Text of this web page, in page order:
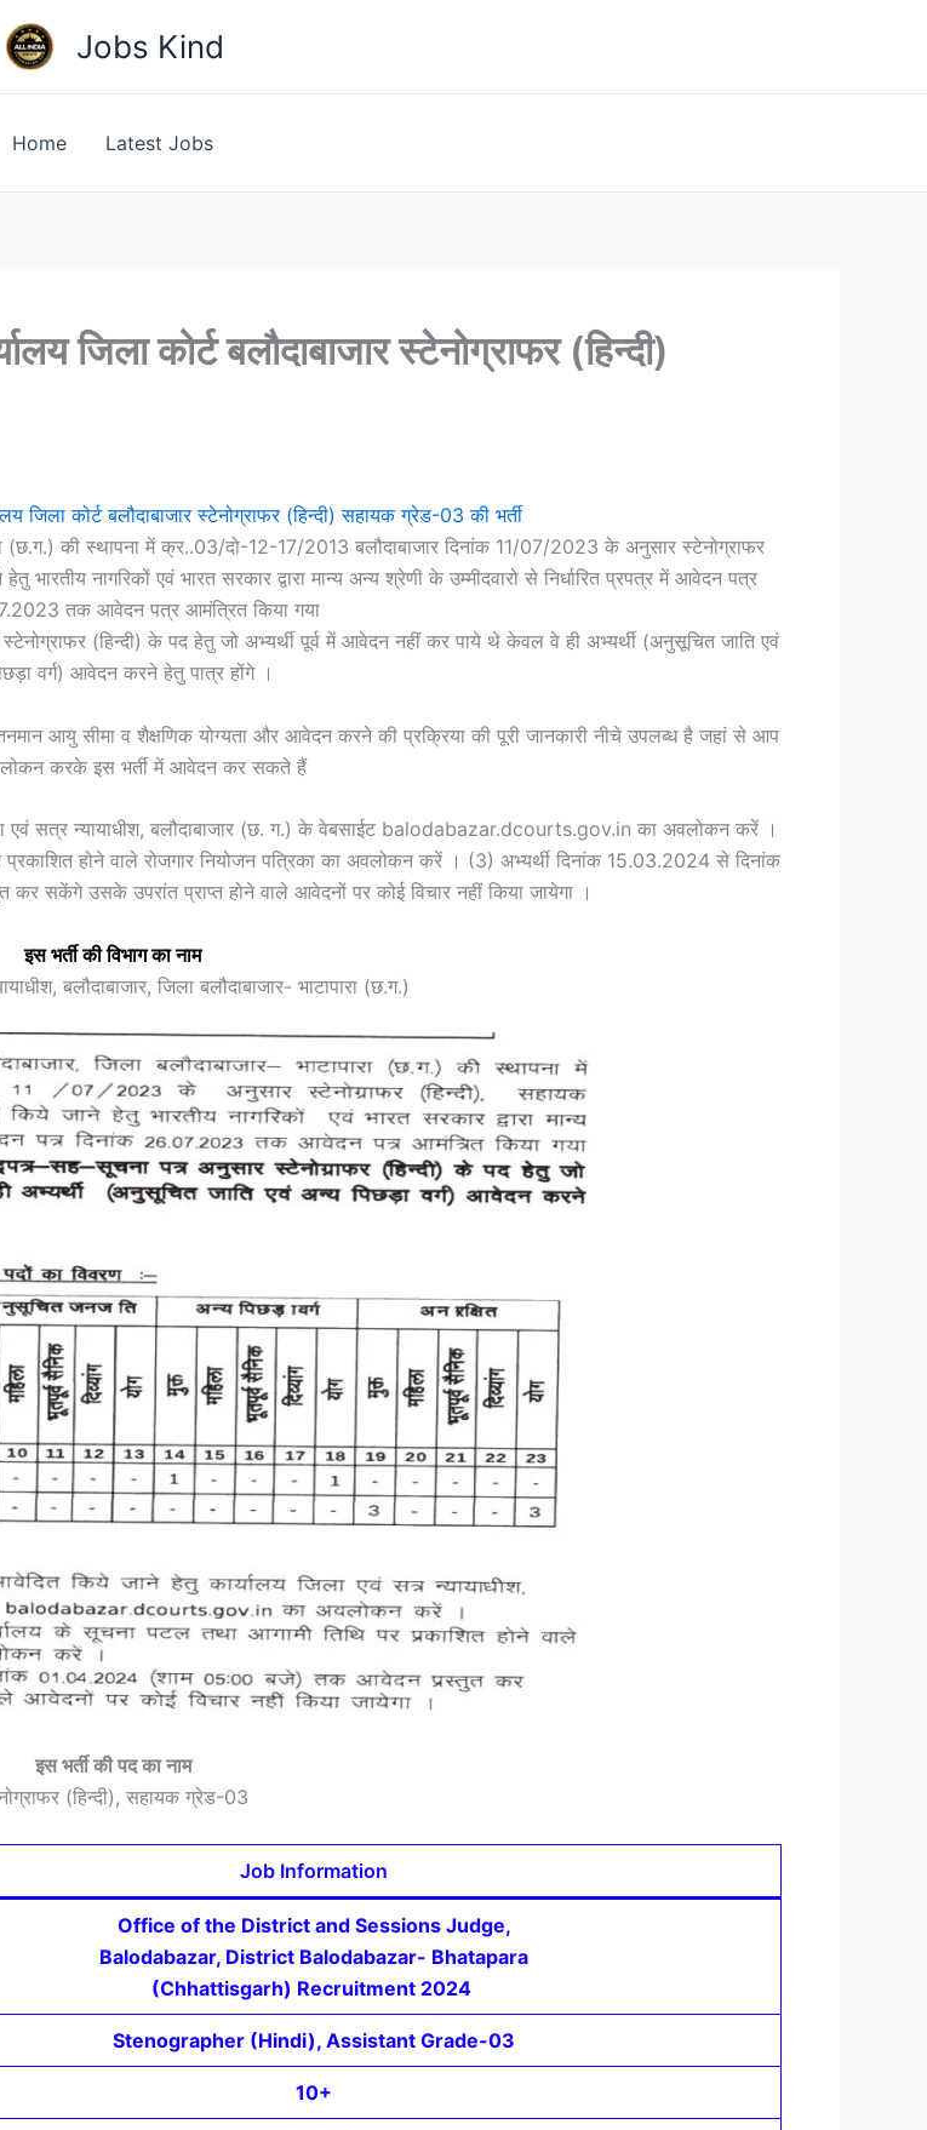
Jobs Kind
Home Latest Jobs
कोर्ट बलौदाबाजार स्टेनोग्राफर (हिन्दी)
कोर्ट बलौदाबाजार स्टेनोग्राफर (हिन्दी) सहायक ग्रेड-03 की भर्ती
(छ.ग.) की स्थापना में क्र..03/दो-12-17/2013 बलौदाबाजार दिनांक 11/07/2023 के अनुसार स्टेनोग्राफर
भारतीय नागरिकों एवं भारत सरकार द्वारा मान्य अन्य श्रेणी के उम्मीदवारो से निर्धारित प्रपत्र में आवेदन पत्र
तक आवेदन पत्र आमंत्रित किया गया
(हिन्दी) के पद हेतु जो अभ्यर्थी पूर्व में आवेदन नहीं कर पाये थे केवल वे ही अभ्यर्थी (अनुसूचित जाति एवं
वर्ग) आवेदन करने हेतु पात्र होंगे ।
आयु सीमा व शैक्षणिक योग्यता और आवेदन करने की प्रक्रिया की पूरी जानकारी नीचे उपलब्ध है जहां से आप
करके इस भर्ती में आवेदन कर सकते हैं
एवं सत्र न्यायाधीश, बलौदाबाजार (छ. ग.) के वेबसाईट balodabazar.dcourts.gov.in का अवलोकन करें ।
प्रकाशित होने वाले रोजगार नियोजन पत्रिका का अवलोकन करें । (3) अभ्यर्थी दिनांक 15.03.2024 से दिनांक
उसके उपरांत प्राप्त होने वाले आवेदनों पर कोई विचार नहीं किया जायेगा ।
इस भर्ती की विभाग का नाम
बलौदाबाजार, जिला बलौदाबाजार- भाटापारा (छ.ग.)
इस भर्ती की पद का नाम
(हिन्दी), सहायक ग्रेड-03
Job Information
Office of the District and Sessions Judge,
Balodabazar, District Balodabazar- Bhatapara
(Chhattisgarh) Recruitment 2024
Stenographer (Hindi), Assistant Grade-03
10+